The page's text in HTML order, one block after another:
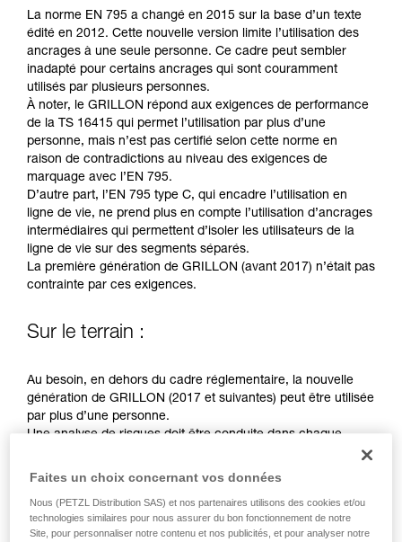
pouvoir comprendre ce complément
d’informations.
Maîtriser ces techniques nécessite une
formation et un entraînement spécifique. Validez
avec un professionnel votre capacité à refaire
la manipulation, seul, en toute sécurité, avant
de la reproduire en autonomie.
Nous donnons des exemples de techniques
liées à votre activité. Il peut en exister d’autres
que nous ne décrivons pas ici.
La norme EN 795 a changé en 2015 sur la base d’un texte
édité en 2012. Cette nouvelle version limite l’utilisation des
ancrages à une seule personne. Ce cadre peut sembler
inadapté pour certains ancrages qui sont couramment
utilisés par plusieurs personnes.
À noter, le GRILLON répond aux exigences de performance
de la TS 16415 qui permet l’utilisation par plus d’une
personne, mais n’est pas certifié selon cette norme en
raison de contradictions au niveau des exigences de
marquage avec l’EN 795.
D’autre part, l’EN 795 type C, qui encadre l’utilisation en
ligne de vie, ne prend plus en compte l’utilisation d’ancrages
intermédiaires qui permettent d’isoler les utilisateurs de la
ligne de vie sur des segments séparés.
La première génération de GRILLON (avant 2017) n’était pas
contrainte par ces exigences.
Sur le terrain :
Au besoin, en dehors du cadre réglementaire, la nouvelle
génération de GRILLON (2017 et suivantes) peut être utilisée
par plus d’une personne.
Une analyse de risques doit être conduite dans chaque
Remarque : dans tous les cas, comme pour tous les
redondance pour ne pas confier la sécurité d’un utilisateur à
un seul équipement.
Faites un choix concernant vos données
Nous (PETZL Distribution SAS) et nos partenaires utilisons des cookies et/ou
technologies similaires pour nous assurer du bon fonctionnement de notre
Site, pour personnaliser notre contenu et nos publicités, et pour analyser notre